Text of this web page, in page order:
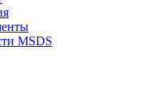
MSDS